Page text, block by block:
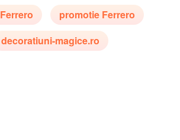
promotie Ferrero
magice.ro